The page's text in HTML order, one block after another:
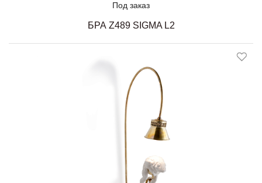
Под заказ
БРА Z489 SIGMA L2